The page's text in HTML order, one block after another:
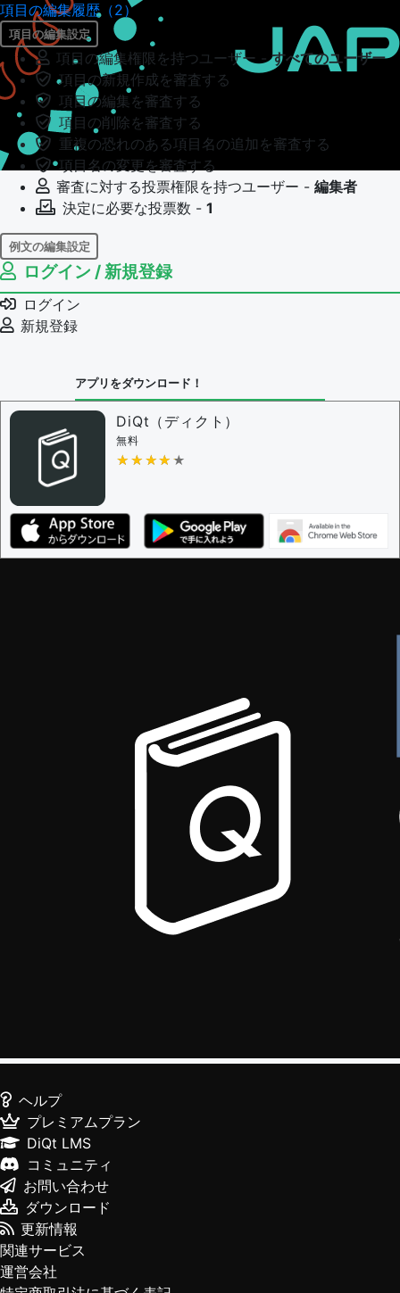
項目の編集履歴（2）
項目の編集設定
項目の編集権限を持つユーザー -すべてのユーザー
項目の新規作成を審査する
項目の編集を審査する
項目の削除を審査する
重複の恐れのある項目名の追加を審査する
項目名の変更を審査する
審査に対する投票権限を持つユーザー - 編集者
決定に必要な投票数 - 1
例文の編集設定
例文の編集権限を持つユーザー -
例文の編集を審査する
例文の削除を審査する
審査に対する投票権限を持つユーザー -
問題の編集権限を持つユーザー -
審査に対する投票権限を持つユーザー -
ザー
決定に必要な投票数 -
編集ガイドライン
ログイン / 新規登録
ログイン
新規登録
アプリをダウンロード！
DiQt（ディクト）
無料
★★★★★
★★★★★
ヘルプ
プレミアムプラン
DiQt LMS
コミュニティ
お問い合わせ
ダウンロード
更新情報
関連サービス
運営会社